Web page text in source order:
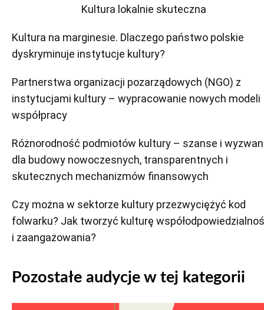
Kultura lokalnie skuteczna
Kultura na marginesie. Dlaczego państwo polskie
dyskryminuje instytucje kultury?
Partnerstwa organizacji pozarządowych (NGO) z
instytucjami kultury – wypracowanie nowych modeli
współpracy
Różnorodność podmiotów kultury – szanse i
dla budowy nowoczesnych, transparentnych i
skutecznych mechanizmów finansowych
Czy można w sektorze kultury przezwyciężyć kod
folwarku? Jak tworzyć kulturę
i zaangażowania?
Pozostałe audycje w tej kategorii